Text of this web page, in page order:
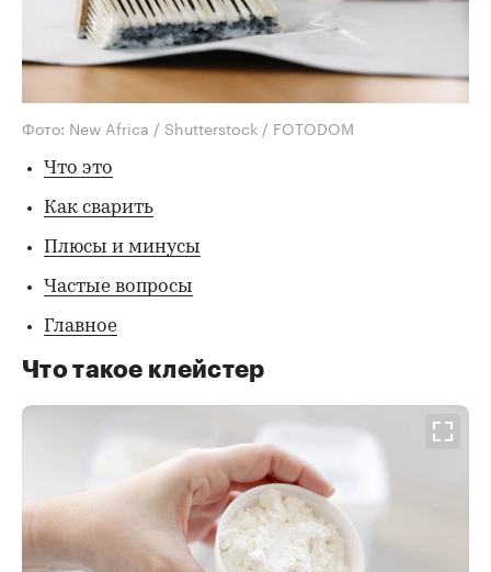
Фото: New Africa / Shutterstock / FOTODOM
Что это
Как сварить
Плюсы и минусы
Частые вопросы
Главное
Что такое клейстер